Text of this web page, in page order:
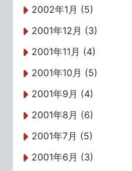
2002年1月 (5)
2001年12月 (3)
2001年11月 (4)
2001年10月 (5)
2001年9月 (4)
2001年8月 (6)
2001年7月 (5)
2001年6月 (3)